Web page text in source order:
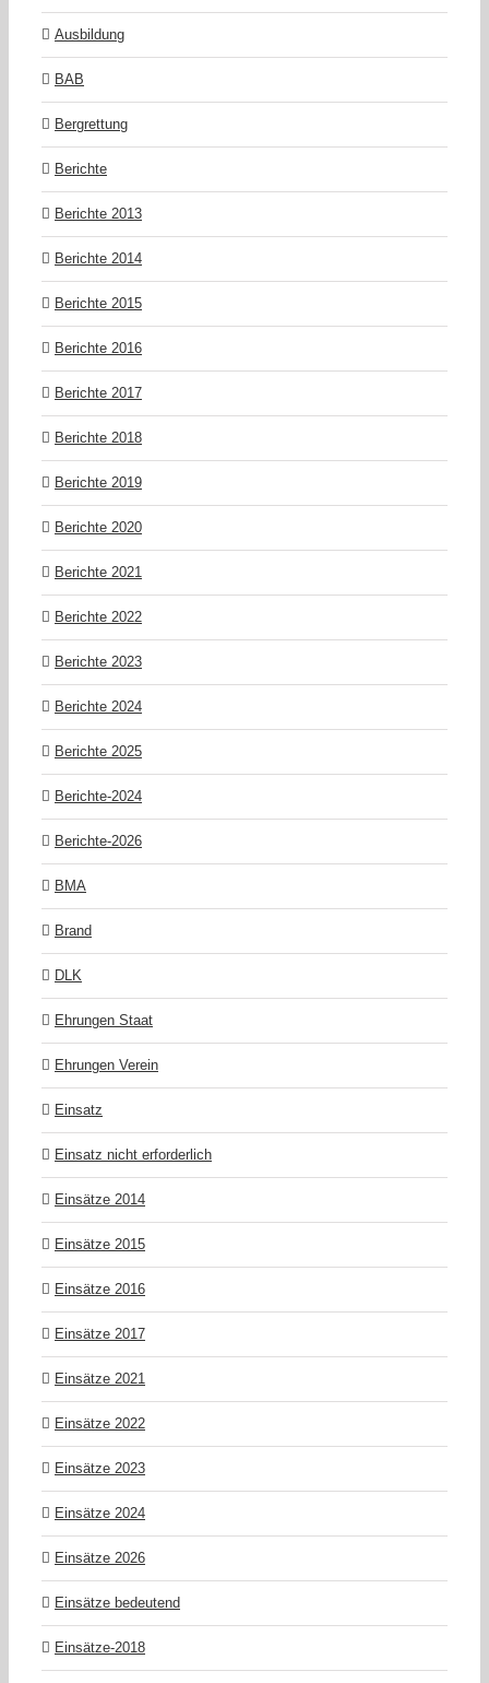
Ausbildung
BAB
Bergrettung
Berichte
Berichte 2013
Berichte 2014
Berichte 2015
Berichte 2016
Berichte 2017
Berichte 2018
Berichte 2019
Berichte 2020
Berichte 2021
Berichte 2022
Berichte 2023
Berichte 2024
Berichte 2025
Berichte-2024
Berichte-2026
BMA
Brand
DLK
Ehrungen Staat
Ehrungen Verein
Einsatz
Einsatz nicht erforderlich
Einsätze 2014
Einsätze 2015
Einsätze 2016
Einsätze 2017
Einsätze 2021
Einsätze 2022
Einsätze 2023
Einsätze 2024
Einsätze 2026
Einsätze bedeutend
Einsätze-2018